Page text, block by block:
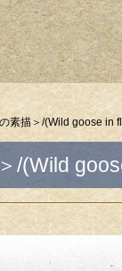
素描＞/(Wild goose in
/(Wild